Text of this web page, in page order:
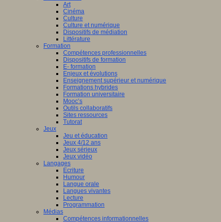
Art
Cinéma
Culture
Culture et numérique
Dispositifs de médiation
Littérature
Formation
Compétences professionnelles
Dispositifs de formation
E- formation
Enjeux et évolutions
Enseignement supérieur et numérique
Formations hybrides
Formation universitaire
Mooc’s
Outils collaboratifs
Sites ressources
Tutorat
Jeux
Jeu et éducation
Jeux 4/12 ans
Jeux sérieux
Jeux vidéo
Langages
Ecriture
Humour
Langue orale
Langues vivantes
Lecture
Programmation
Médias
Compétences informationnelles